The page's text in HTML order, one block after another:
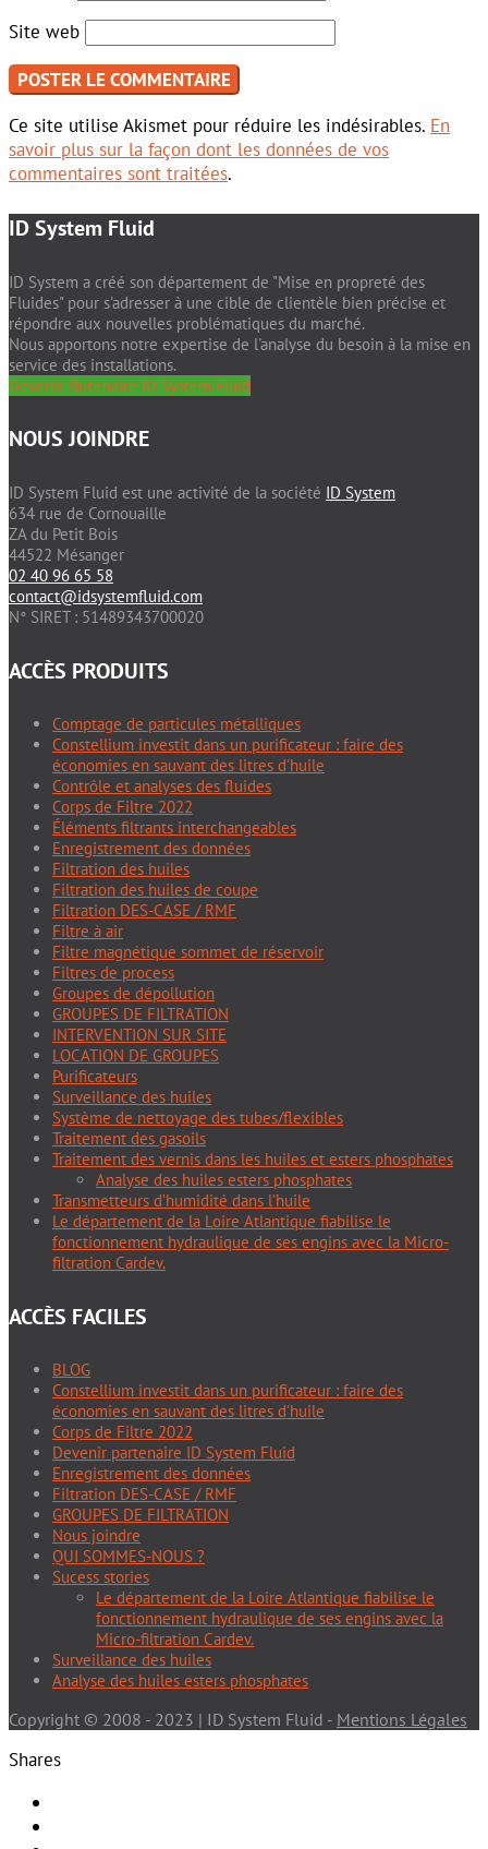
Site web
Ce site utilise Akismet pour réduire les indésirables. En
savoir plus sur la façon dont les données de vos
commentaires sont traitées.
ID System Fluid
ID System a créé son département de "Mise en propreté des
Fluides" pour s'adresser à une cible de clientèle bien précise et
répondre aux nouvelles problématiques du marché.
Nous apportons notre expertise de l'analyse du besoin à la mise en
service des installations.
Devenir Partenaire ID System Fluid
NOUS JOINDRE
ID System Fluid est une activité de la société ID System
634 rue de Cornouaille
ZA du Petit Bois
44522 Mésanger
02 40 96 65 58
contact@idsystemfluid.com
N° SIRET : 51489343700020
ACCÈS PRODUITS
Comptage de particules métalliques
Constellium investit dans un purificateur : faire des
économies en sauvant des litres d’huile
Contrôle et analyses des fluides
Corps de Filtre 2022
Éléments filtrants interchangeables
Enregistrement des données
Filtration des huiles
Filtration des huiles de coupe
Filtration DES-CASE / RMF
Filtre à air
Filtre magnétique sommet de réservoir
Filtres de process
Groupes de dépollution
GROUPES DE FILTRATION
INTERVENTION SUR SITE
LOCATION DE GROUPES
Purificateurs
Surveillance des huiles
Système de nettoyage des tubes/flexibles
Traitement des gasoils
Traitement des vernis dans les huiles et esters phosphates
Analyse des huiles esters phosphates
Transmetteurs d’humidité dans l’huile
Le département de la Loire Atlantique fiabilise le
fonctionnement hydraulique de ses engins avec la Micro-
filtration Cardev.
ACCÈS FACILES
BLOG
Constellium investit dans un purificateur : faire des
économies en sauvant des litres d’huile
Corps de Filtre 2022
Devenir partenaire ID System Fluid
Enregistrement des données
Filtration DES-CASE / RMF
GROUPES DE FILTRATION
Nous joindre
QUI SOMMES-NOUS ?
Sucess stories
Le département de la Loire Atlantique fiabilise le
fonctionnement hydraulique de ses engins avec la
Micro-filtration Cardev.
Surveillance des huiles
Analyse des huiles esters phosphates
Copyright © 2008 - 2023 | ID System Fluid - Mentions Légales
Shares